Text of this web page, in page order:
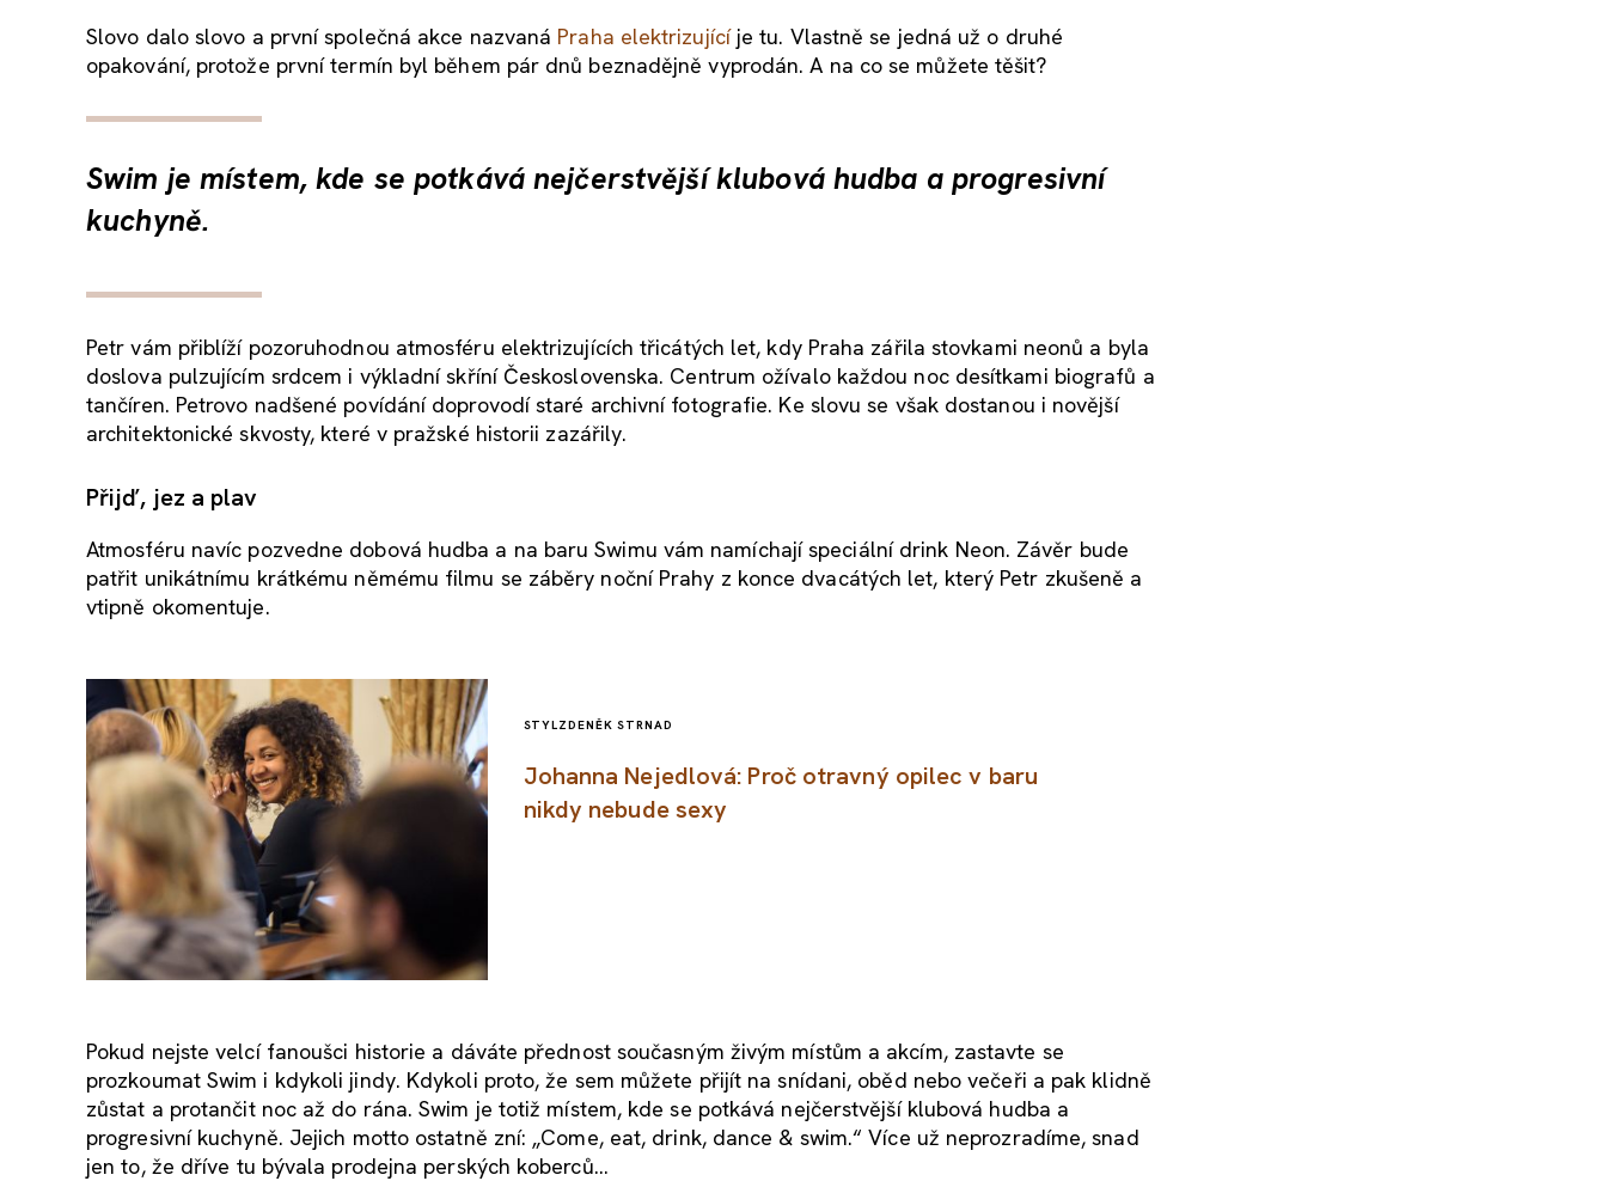
Slovo dalo slovo a první společná akce nazvaná Praha elektrizujícíje tu. Vlastně se jedná už o druhé
opakování, protože první termín byl během pár dnů beznadějně vyprodán. A na co se můžete těšit?
Swim je místem, kde se potkává nejčerstvější klubová hudba a progresivní
kuchyně.
Petr vám přiblíží pozoruhodnou atmosféru elektrizujících třicátých let, kdy Praha zářila stovkami neonů a byla
doslova pulzujícím srdcem i výkladní skříní Československa. Centrum ožívalo každou noc desítkami biografů a
tančíren. Petrovo nadšené povídání doprovodí staré archivní fotografie. Ke slovu se však dostanou i novější
architektonické skvosty, které v pražské historii zazářily.
Přijď, jez a plav
Atmosféru navíc pozvedne dobová hudba a na baru Swimu vám namíchají speciální drink Neon. Závěr bude
patřit unikátnímu krátkému němému filmu se záběry noční Prahy z konce dvacátých let, který Petr zkušeně a
vtipně okomentuje.
STYLZDENĚK STRNAD
Johanna Nejedlová: Proč otravný opilec v baru
nikdy nebude sexy
Pokud nejste velcí fanoušci historie a dáváte přednost současným živým místům a akcím, zastavte se
prozkoumat Swim i kdykoli jindy. Kdykoli proto, že sem můžete přijít na snídani, oběd nebo večeři a pak klidně
zůstat a protančit noc až do rána. Swim je totiž místem, kde se potkává nejčerstvější klubová hudba a
progresivní kuchyně. Jejich motto ostatně zní: „Come, eat, drink, dance & swim.“ Více už neprozradíme, snad
jen to, že dříve tu bývala prodejna perských koberců...